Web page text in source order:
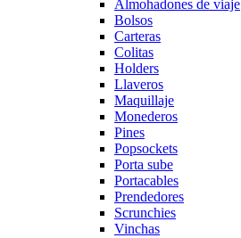
Almohadones de viaje
Bolsos
Carteras
Colitas
Holders
Llaveros
Maquillaje
Monederos
Pines
Popsockets
Porta sube
Portacables
Prendedores
Scrunchies
Vinchas